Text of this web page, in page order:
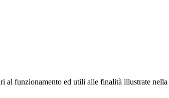
al funzionamento ed utili alle finalità illustrate nella